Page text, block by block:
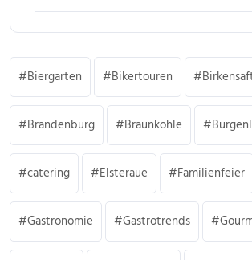
Biergarten Bikertouren
Brandenburg Braunkohle
catering Elsteraue Familienfeier
Gastronomie Gastrotrends